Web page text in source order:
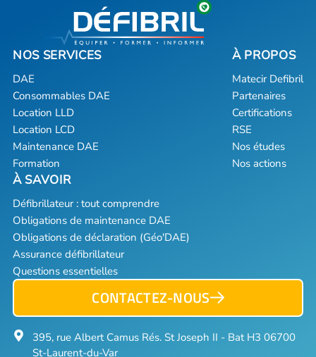
DAE
Consommables DAE
Location LLD
Location LCD
Maintenance DAE
Formation
Matecir Defibril
Partenaires
Certifications
RSE
Nos études
Nos actions
Défibrillateur : tout comprendre
Obligations de maintenance DAE
Obligations de déclaration (Géo'DAE)
Assurance défibrillateur
Questions essentielles
CONTACTEZ-NOUS
395, rue Albert Camus Rés. St Joseph II - Bat H3 06700
St-Laurent-du-Var